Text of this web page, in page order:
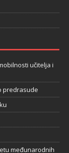
učitelja i
predrasude
međunarodnih